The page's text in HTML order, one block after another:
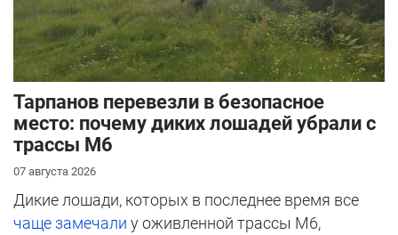
Тарпанов перевезли в безопасное
место: почему диких лошадей убрали с
трассы М6
07 августа 2026
Дикие лошади, которых в последнее время все
чаще замечали у оживленной трассы М6,